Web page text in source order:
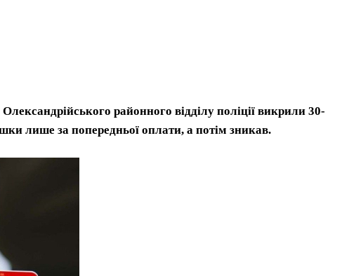
районного відділу поліції викрили 30-
лише за попередньої оплати, а потім зникав.